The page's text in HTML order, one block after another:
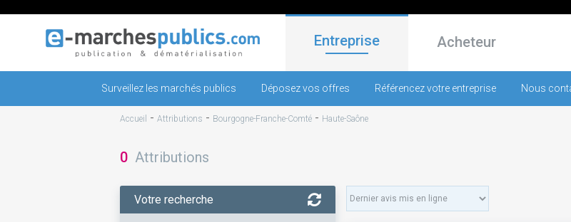
Entreprise Acheteur
Surveillez les marchés publics Déposez vos offres Référencez votre entreprise Nous
Accueil - Attributions - Bourgogne-Franche-Comté - Haute-Saône
0 Attributions
Votre recherche